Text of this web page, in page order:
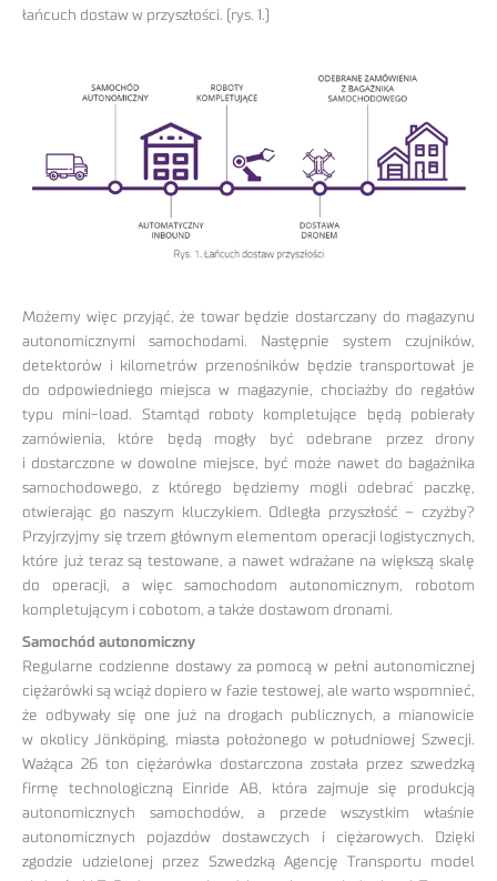
łańcuch dostaw w przyszłości. (rys. 1.)
Możemy więc przyjąć, że towar będzie dostarczany do magazynu
autonomicznymi samochodami. Następnie system czujników,
detektorów i kilometrów przenośników będzie transportował je
do odpowiedniego miejsca w magazynie, chociażby do regałów
typu mini-load. Stamtąd roboty kompletujące będą pobierały
zamówienia, które będą mogły być odebrane przez drony
i dostarczone w dowolne miejsce, być może nawet do bagażnika
samochodowego, z którego będziemy mogli odebrać paczkę,
otwierając go naszym kluczykiem. Odległa przyszłość – czyżby?
Przyjrzyjmy się trzem głównym elementom operacji logistycznych,
które już teraz są testowane, a nawet wdrażane na większą skalę
do operacji, a więc samochodom autonomicznym, robotom
kompletującym i cobotom, a także dostawom dronami.
Samochód autonomiczny
Regularne codzienne dostawy za pomocą w pełni autonomicznej
ciężarówki są wciąż dopiero w fazie testowej, ale warto wspomnieć,
że odbywały się one już na drogach publicznych, a mianowicie
w okolicy Jönköping, miasta położonego w południowej Szwecji.
Ważąca 26 ton ciężarówka dostarczona została przez szwedzką
firmę technologiczną Einride AB, która zajmuje się produkcją
autonomicznych samochodów, a przede wszystkim właśnie
autonomicznych pojazdów dostawczych i ciężarowych. Dzięki
zgodzie udzielonej przez Szwedzką Agencję Transportu model